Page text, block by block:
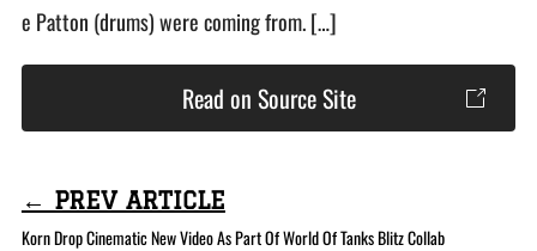
e Patton (drums) were coming from. […]
Read on Source Site
← PREV ARTICLE
Korn Drop Cinematic New Video As Part Of World Of Tanks Blitz Collab